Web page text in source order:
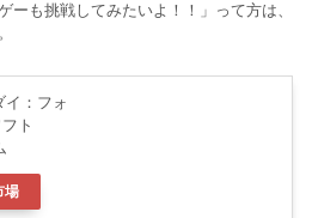
ーも挑戦してみたいよ！！」って方は、
イ：フォ
ト
場